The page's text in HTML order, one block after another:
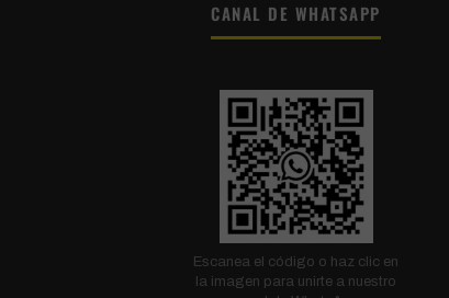
CANAL DE WHATSAPP
Escanea el código o haz clic en
la imagen para unirte a nuestro